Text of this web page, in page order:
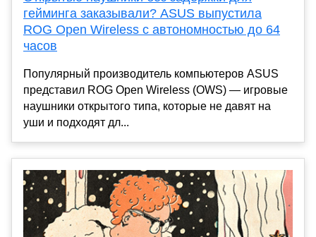
гейминга заказывали? ASUS выпустила
ROG Open Wireless с автономностью до 64
часов
Популярный производитель компьютеров ASUS
представил ROG Open Wireless (OWS) — игровые
наушники открытого типа, которые не давят на
уши и подходят дл...